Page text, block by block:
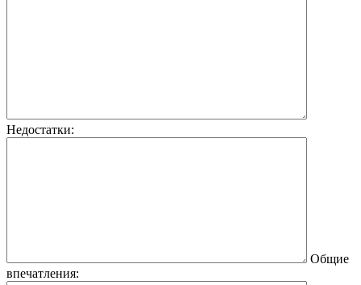
Недостатки:
Общие
впечатления: